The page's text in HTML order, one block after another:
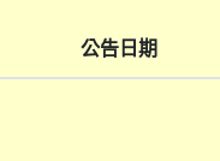
公告日期